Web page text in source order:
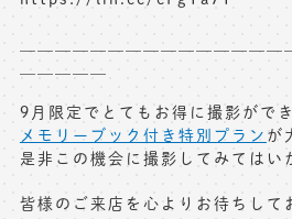
9月限定でとてもお得に撮影がで
メモリーブック付き特別プラン が
是非この機会に撮影してみてはい
皆様のご来店を心よりお待ちして